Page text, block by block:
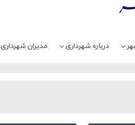
درباره شهرداری مدیران شهرداری